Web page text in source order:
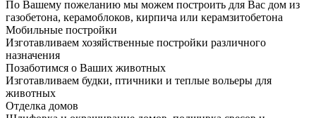
По Вашему пожеланию мы можем построить для Вас дом из
газобетона, керамоблоков, кирпича или керамзитобетона
Мобильные постройки
Изготавливаем хозяйственные постройки различного
назначения
Позаботимся о Ваших животных
Изготавливаем будки, птичники и теплые вольеры для
животных
Отделка домов